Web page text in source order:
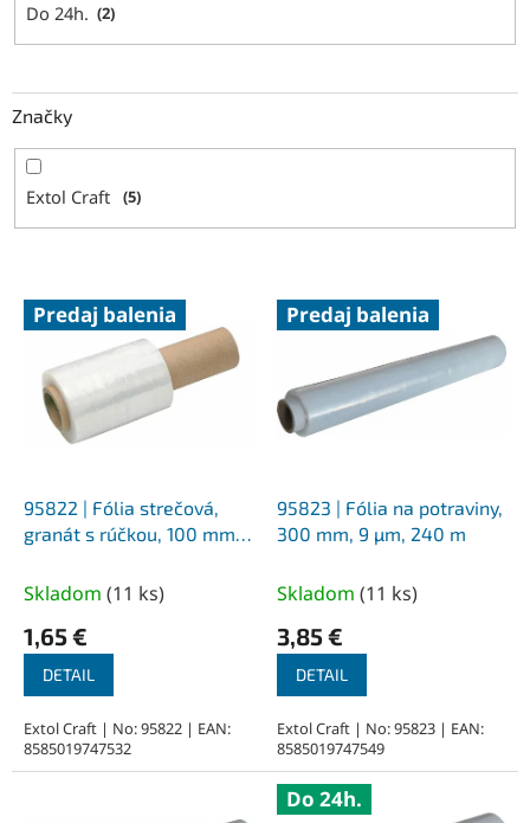
Do 24h. 2
Značky
Extol Craft 5
V
Predaj balenia
95822 | Fólia strečová,
granát s rúčkou, 100 mm,
Skladom (11 ks)
1,65 €
DETAIL
Extol Craft | No: 95822 | EAN:
8585019747532
Predaj balenia
95823 | Fólia na potraviny,
300 mm, 9 µm, 240 m
Skladom (11 ks)
3,85 €
DETAIL
Extol Craft | No: 95823 | EAN:
8585019747549
Do 24h.